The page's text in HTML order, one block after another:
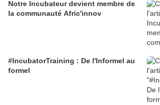
Notre Incubateur devient membre de
la communauté Afric'innov
#IncubatorTraining : De l'Informel au
formel